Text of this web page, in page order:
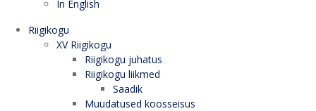
In English
Riigikogu
XV Riigikogu
Riigikogu juhatus
Riigikogu liikmed
Saadik
Muudatused koosseisus